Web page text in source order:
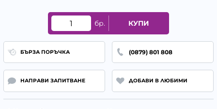
бр. КУПИ
БЪРЗА ПОРЪЧКА (0879) 801 808
НАПРАВИ ЗАПИТВАНЕ ДОБАВИ В ЛЮБИМИ